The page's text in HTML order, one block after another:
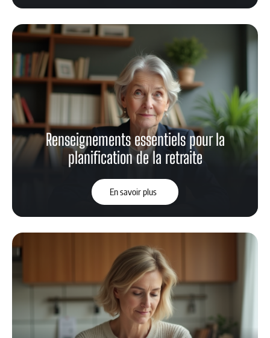
Renseignements essentiels pour la
planification de la retraite
En savoir plus